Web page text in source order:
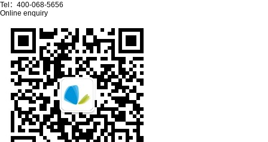
Tel：400-068-5656
Online enquiry